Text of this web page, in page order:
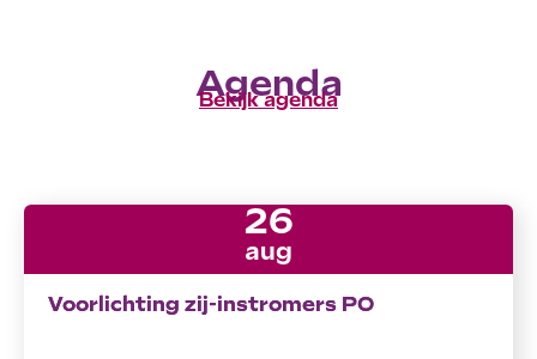
Agenda
Bekijk agenda
26
aug
Voorlichting zij-instromers PO
Voorlichting zij-instromers PO